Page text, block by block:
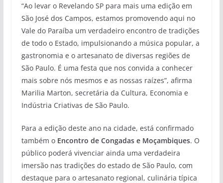
“Ao levar o Revelando SP para mais uma edição em
São José dos Campos, estamos promovendo aqui no
Vale do Paraíba um verdadeiro encontro de tradições
de todo o Estado, impulsionando a música popular, a
gastronomia e o artesanato de diversas regiões de
São Paulo. É uma festa que nos convida a conhecer
mais sobre nós mesmos e as nossas raízes”, afirma
Marilia Marton, secretária da Cultura, Economia e
Indústria Criativas de São Paulo.
Para a edição deste ano na cidade, está confirmado
também oEncontro de Congadas e Moçambiques. O
público poderá vivenciar ainda uma verdadeira
imersão nas tradições do estado de São Paulo, com
destaque para o artesanato regional, culinária típica